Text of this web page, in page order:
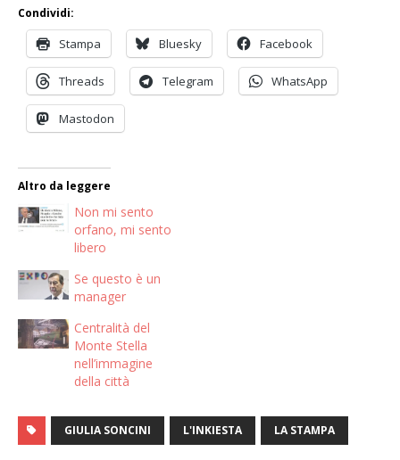
Condividi:
Stampa Bluesky Facebook
Threads Telegram WhatsApp
Mastodon
Altro da leggere
Non mi sento
orfano, mi sento
libero
Se questo è un
manager
Centralità del
Monte Stella
nell’immagine
della città
GIULIA SONCINI L'INKIESTA LA STAMPA